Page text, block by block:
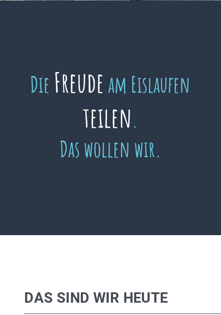
Die Freudeam Eislaufen
teilen.
Das wollen wir.
DAS SIND WIR HEUTE